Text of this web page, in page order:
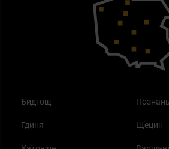
Бидгощ
Гдиня Щецин
Найкращі спальні мішки на осінь